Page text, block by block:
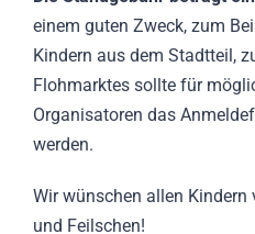
einem guten Zweck, zum
Kindern aus dem Stadtteil,
Flohmarktes sollte für
Organisatoren das
werden.
Wir wünschen allen
und Feilschen!